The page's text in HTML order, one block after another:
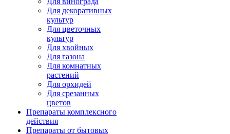
Для декоративных
культур
Для цветочных
культур
Для хвойных
Для газона
Для комнатных
растений
Для орхидей
Для срезанных
цветов
Препараты комплексного
действия
Препараты от бытовых